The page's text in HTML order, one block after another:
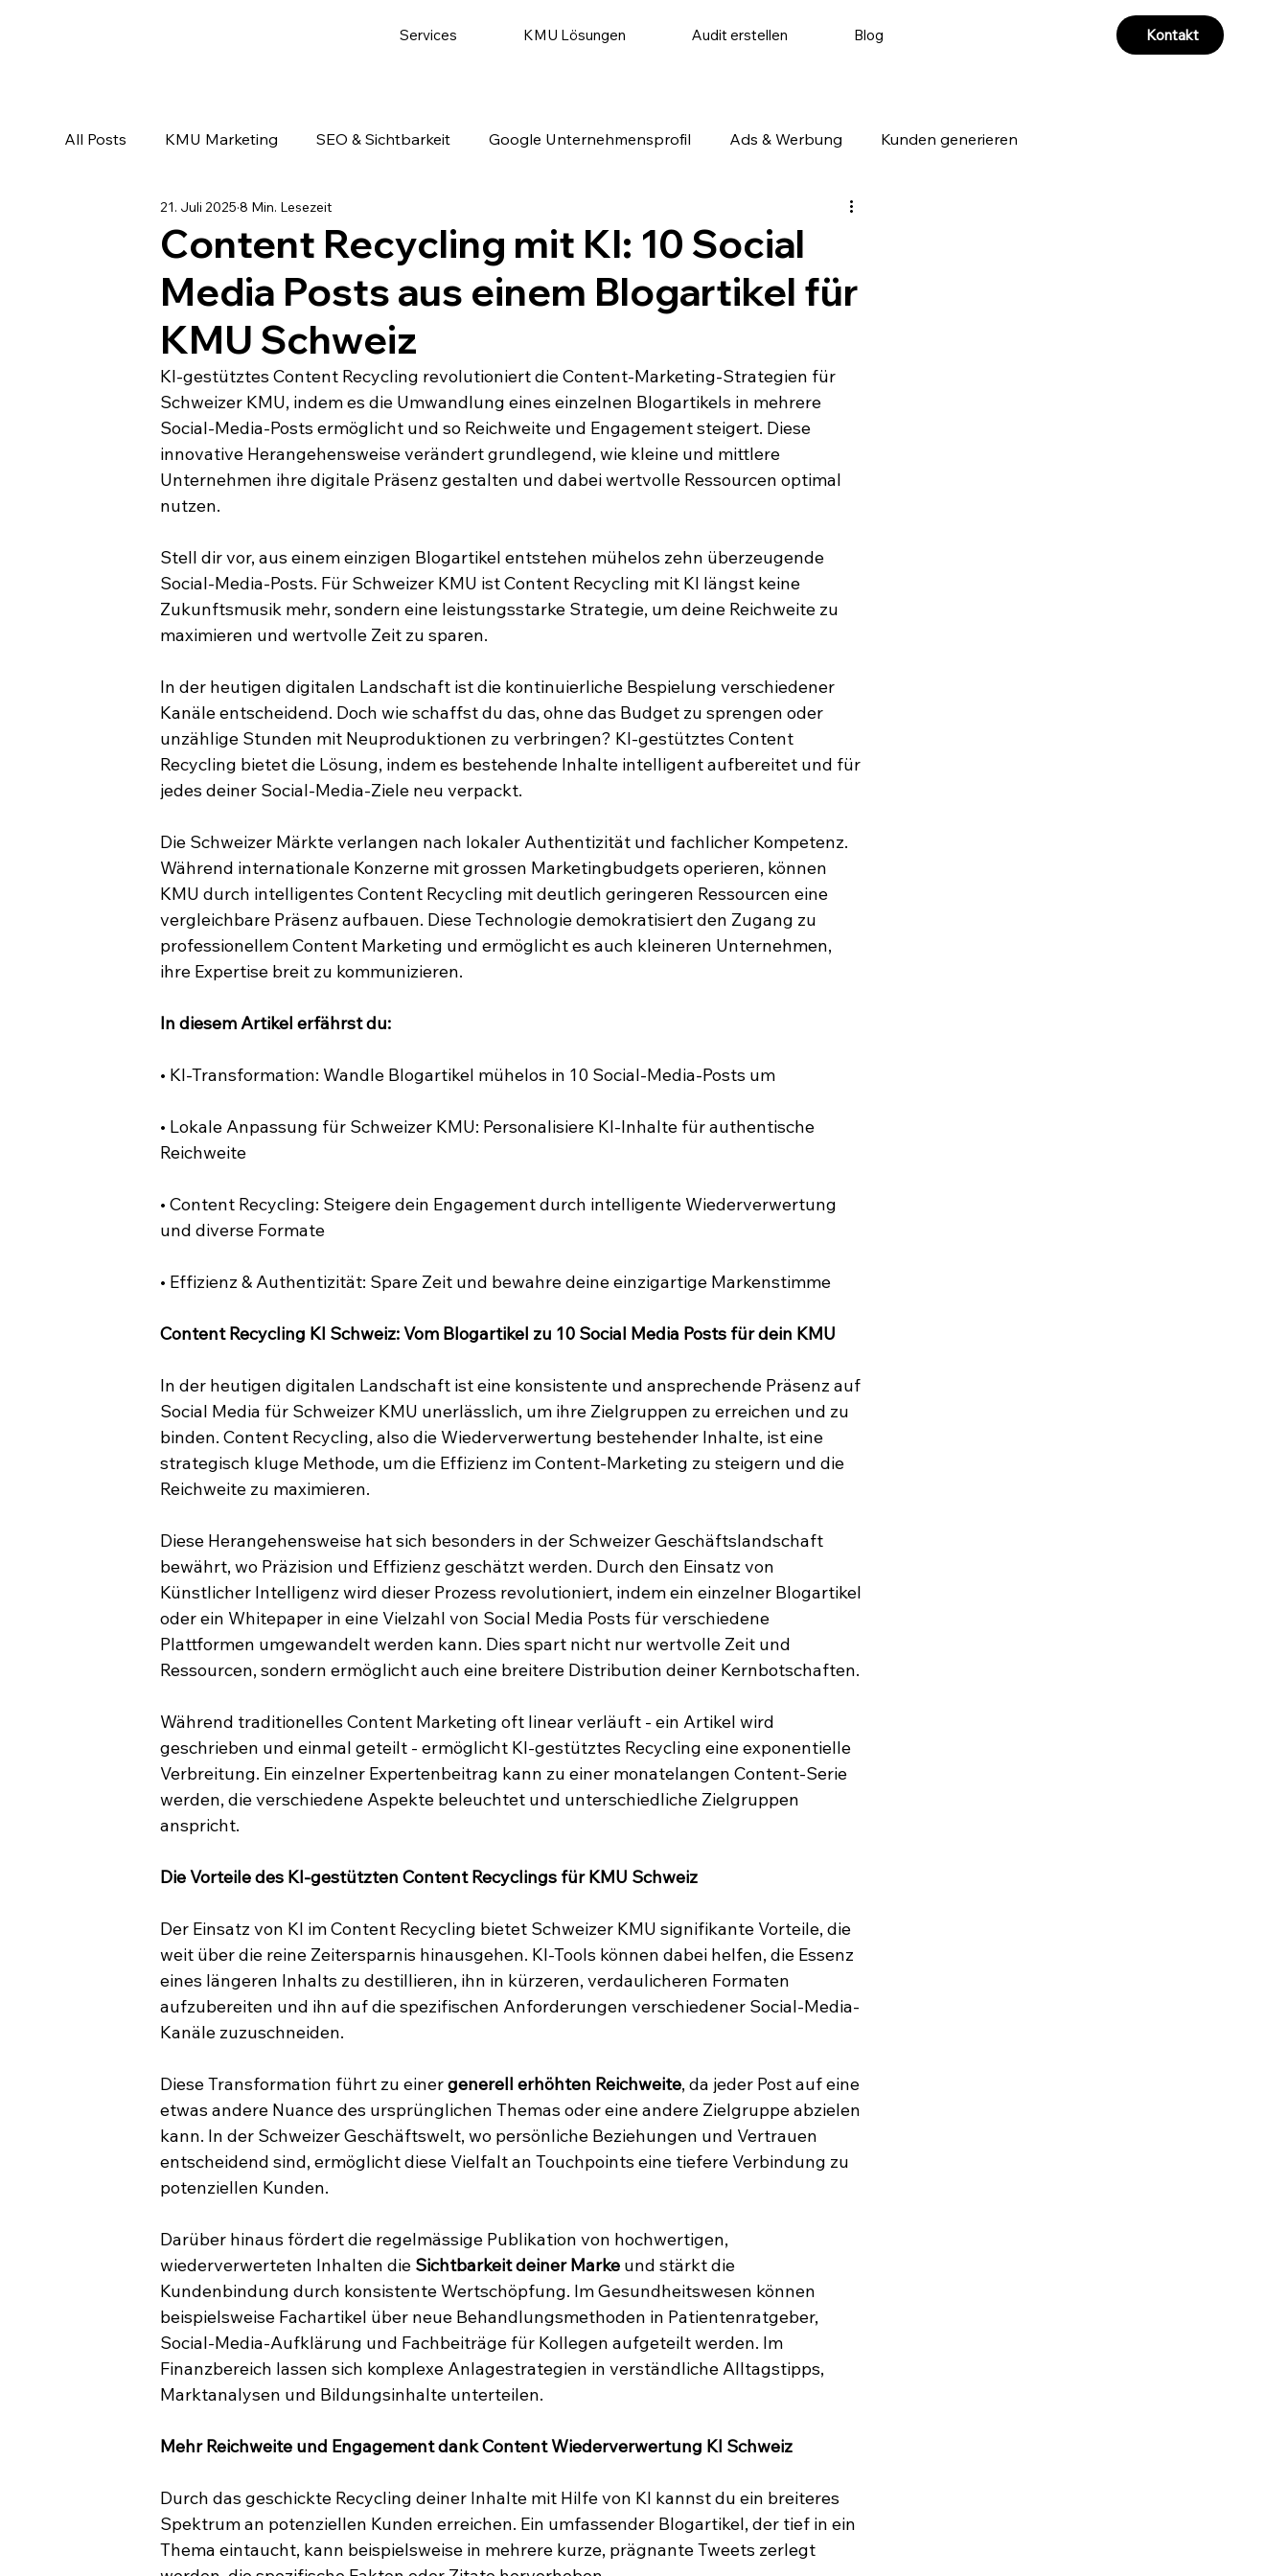
Services KMU Lösungen Audit erstellen Blog Kontakt
All Posts KMU Marketing SEO & Sichtbarkeit Google Unternehmensprofil Ads & Werbung Kunden generieren
Email-Marketing & Lead Nurturing Social Media & Videoproduktion
Content Recycling mit KI: 10 Social
Media Posts aus einem Blogartikel für
KMU Schweiz
21. Juli 2025 8 Min. Lesezeit
KI-gestütztes Content Recycling revolutioniert die Content-Marketing-Strategien für
Schweizer KMU, indem es die Umwandlung eines einzelnen Blogartikels in mehrere
Social-Media-Posts ermöglicht und so Reichweite und Engagement steigert. Diese
innovative Herangehensweise verändert grundlegend, wie kleine und mittlere
Unternehmen ihre digitale Präsenz gestalten und dabei wertvolle Ressourcen optimal
nutzen.
Stell dir vor, aus einem einzigen Blogartikel entstehen mühelos zehn überzeugende
Social-Media-Posts. Für Schweizer KMU ist Content Recycling mit KI längst keine
Zukunftsmusik mehr, sondern eine leistungsstarke Strategie, um deine Reichweite zu
maximieren und wertvolle Zeit zu sparen.
In der heutigen digitalen Landschaft ist die kontinuierliche Bespielung verschiedener
Kanäle entscheidend. Doch wie schaffst du das, ohne das Budget zu sprengen oder
unzählige Stunden mit Neuproduktionen zu verbringen? KI-gestütztes Content
Recycling bietet die Lösung, indem es bestehende Inhalte intelligent aufbereitet und für
jedes deiner Social-Media-Ziele neu verpackt.
Die Schweizer Märkte verlangen nach lokaler Authentizität und fachlicher Kompetenz.
Während internationale Konzerne mit grossen Marketingbudgets operieren, können
KMU durch intelligentes Content Recycling mit deutlich geringeren Ressourcen eine
vergleichbare Präsenz aufbauen. Diese Technologie demokratisiert den Zugang zu
professionellem Content Marketing und ermöglicht es auch kleineren Unternehmen,
ihre Expertise breit zu kommunizieren.
In diesem Artikel erfährst du:
• KI-Transformation: Wandle Blogartikel mühelos in 10 Social-Media-Posts um
• Lokale Anpassung für Schweizer KMU: Personalisiere KI-Inhalte für authentische
Reichweite
• Content Recycling: Steigere dein Engagement durch intelligente Wiederverwertung
und diverse Formate
• Effizienz & Authentizität: Spare Zeit und bewahre deine einzigartige Markenstimme
Content Recycling KI Schweiz: Vom Blogartikel zu 10 Social Media Posts für dein KMU
In der heutigen digitalen Landschaft ist eine konsistente und ansprechende Präsenz auf
Social Media für Schweizer KMU unerlässlich, um ihre Zielgruppen zu erreichen und zu
binden. Content Recycling, also die Wiederverwertung bestehender Inhalte, ist eine
strategisch kluge Methode, um die Effizienz im Content-Marketing zu steigern und die
Reichweite zu maximieren.
Diese Herangehensweise hat sich besonders in der Schweizer Geschäftslandschaft
bewährt, wo Präzision und Effizienz geschätzt werden. Durch den Einsatz von
Künstlicher Intelligenz wird dieser Prozess revolutioniert, indem ein einzelner Blogartikel
oder ein Whitepaper in eine Vielzahl von Social Media Posts für verschiedene
Plattformen umgewandelt werden kann. Dies spart nicht nur wertvolle Zeit und
Ressourcen, sondern ermöglicht auch eine breitere Distribution deiner Kernbotschaften.
Während traditionelles Content Marketing oft linear verläuft - ein Artikel wird
geschrieben und einmal geteilt - ermöglicht KI-gestütztes Recycling eine exponentielle
Verbreitung. Ein einzelner Expertenbeitrag kann zu einer monatelangen Content-Serie
werden, die verschiedene Aspekte beleuchtet und unterschiedliche Zielgruppen
anspricht.
Die Vorteile des KI-gestützten Content Recyclings für KMU Schweiz
Der Einsatz von KI im Content Recycling bietet Schweizer KMU signifikante Vorteile, die
weit über die reine Zeitersparnis hinausgehen. KI-Tools können dabei helfen, die Essenz
eines längeren Inhalts zu destillieren, ihn in kürzeren, verdaulicheren Formaten
aufzubereiten und ihn auf die spezifischen Anforderungen verschiedener Social-Media-
Kanäle zuzuschneiden.
Diese Transformation führt zu einer generell erhöhten Reichweite, da jeder Post auf eine
etwas andere Nuance des ursprünglichen Themas oder eine andere Zielgruppe abzielen
kann. In der Schweizer Geschäftswelt, wo persönliche Beziehungen und Vertrauen
entscheidend sind, ermöglicht diese Vielfalt an Touchpoints eine tiefere Verbindung zu
potenziellen Kunden.
Darüber hinaus fördert die regelmässige Publikation von hochwertigen,
wiederverwerteten Inhalten die Sichtbarkeit deiner Marke und stärkt die
Kundenbindung durch konsistente Wertschöpfung. Im Gesundheitswesen können
beispielsweise Fachartikel über neue Behandlungsmethoden in Patientenratgeber,
Social-Media-Aufklärung und Fachbeiträge für Kollegen aufgeteilt werden. Im
Finanzbereich lassen sich komplexe Anlagestrategien in verständliche Alltagstipps,
Marktanalysen und Bildungsinhalte unterteilen.
Mehr Reichweite und Engagement dank Content Wiederverwertung KI Schweiz
Durch das geschickte Recycling deiner Inhalte mit Hilfe von KI kannst du ein breiteres
Spektrum an potenziellen Kunden erreichen. Ein umfassender Blogartikel, der tief in ein
Thema eintaucht, kann beispielsweise in mehrere kurze, prägnante Tweets zerlegt